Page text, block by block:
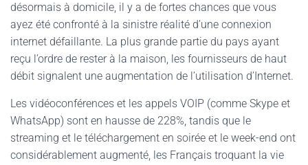
désormais à domicile, il y a de fortes chances que vous
ayez été confronté à la sinistre réalité d’une connexion
internet défaillante. La plus grande partie du pays ayant
reçu l’ordre de rester à la maison, les fournisseurs de haut
débit signalent une augmentation de l’utilisation d’Internet.
Les vidéoconférences et les appels VOIP (comme Skype et
WhatsApp) sont en hausse de 228%, tandis que le
streaming et le téléchargement en soirée et le week-end ont
considérablement augmenté, les Français troquant la vie